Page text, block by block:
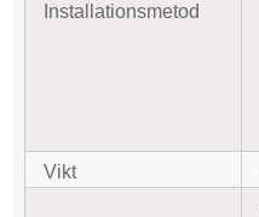
Installationsmetod
Vikt